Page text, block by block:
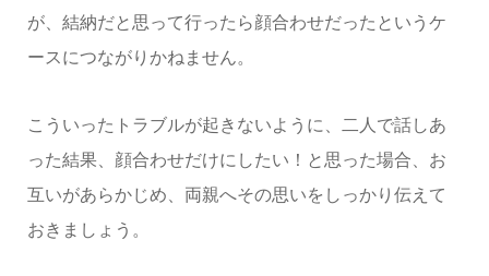
が、結納だと思って行ったら顔合わせだったというケ
ースにつながりかねません。
こういったトラブルが起きないように、二人で話しあ
った結果、顔合わせだけにしたい！と思った場合、お
互いがあらかじめ、両親へその思いをしっかり伝えて
おきましょう。